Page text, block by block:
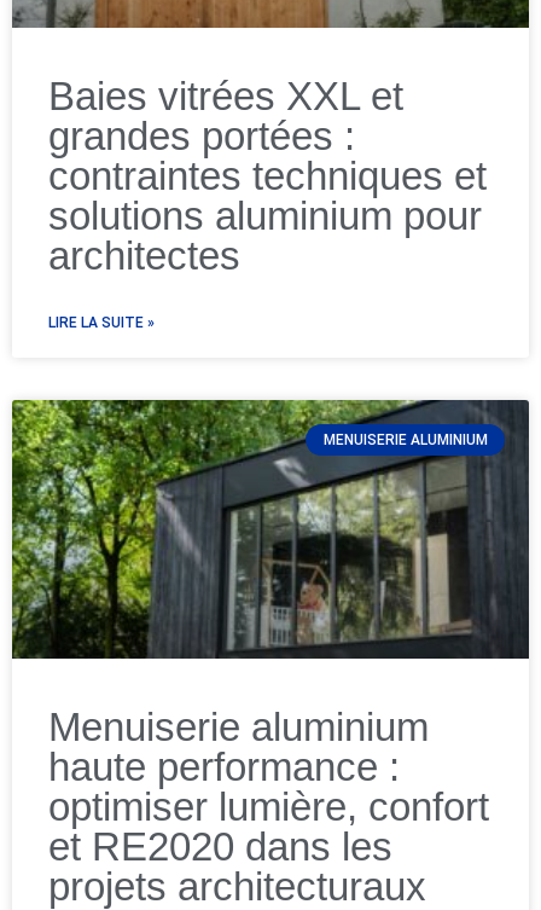
Baies vitrées XXL et
grandes portées :
contraintes techniques et
solutions aluminium pour
architectes
LIRE LA SUITE »
MENUISERIE ALUMINIUM
Menuiserie aluminium
haute performance :
optimiser lumière, confort
et RE2020 dans les
projets architecturaux